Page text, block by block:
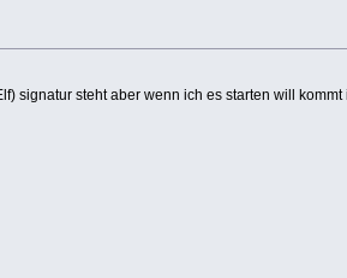
signatur steht aber wenn ich es starten will